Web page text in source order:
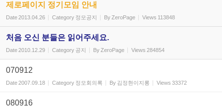
제로페이지 정기모임 안내
Date2013.04.26 Category 정모공지 By ZeroPage Views 113848
처음 오신 분들은 읽어주세요.
Date2010.12.29 Category 공지 By ZeroPage Views 284854
070912
Date2007.09.18 Category 정모회의록 By 김정현이지롱 Views 33372
080916